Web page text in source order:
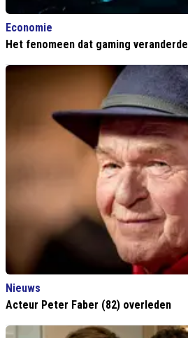
Economie
Het fenomeen dat gaming veranderde
Nieuws
Acteur Peter Faber (82) overleden